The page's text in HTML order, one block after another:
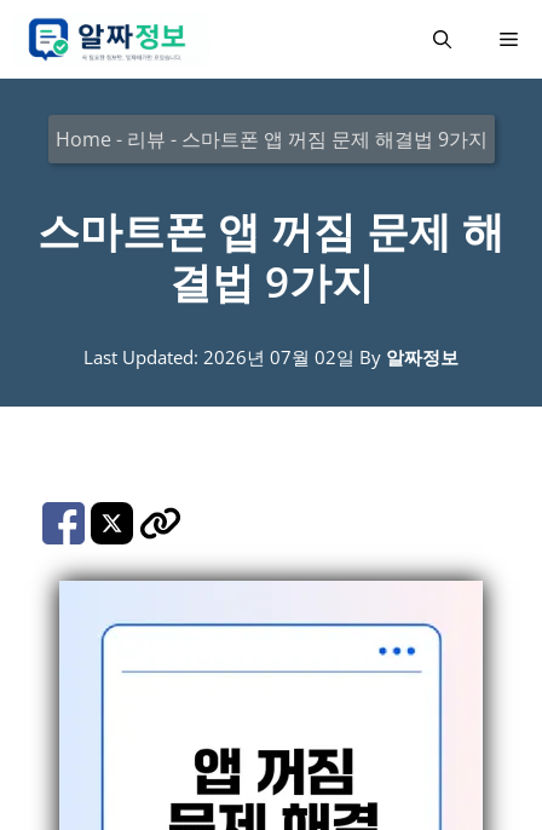
메
Home - 리뷰 - 스마트폰 앱 꺼짐 문제 해결법 9가지
스마트폰 앱 꺼짐 문제 해
결법 9가지
Last Updated: 2026년 07월 02일 By 알짜정보